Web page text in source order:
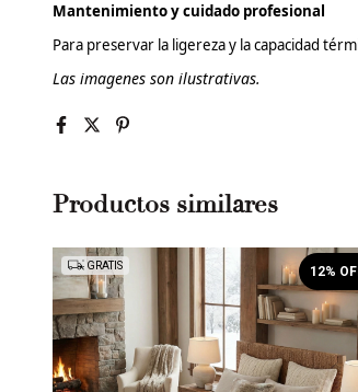
Mantenimiento y cuidado profesional
Para preservar la ligereza y la capacidad
Las imagenes son ilustrativas.
Productos similares
GRATIS 12%